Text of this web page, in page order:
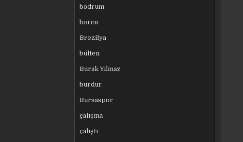
bodrum
borcu
Brezilya
bülten
Burak Yılmaz
burdur
Bursaspor
çalışma
çalıştı